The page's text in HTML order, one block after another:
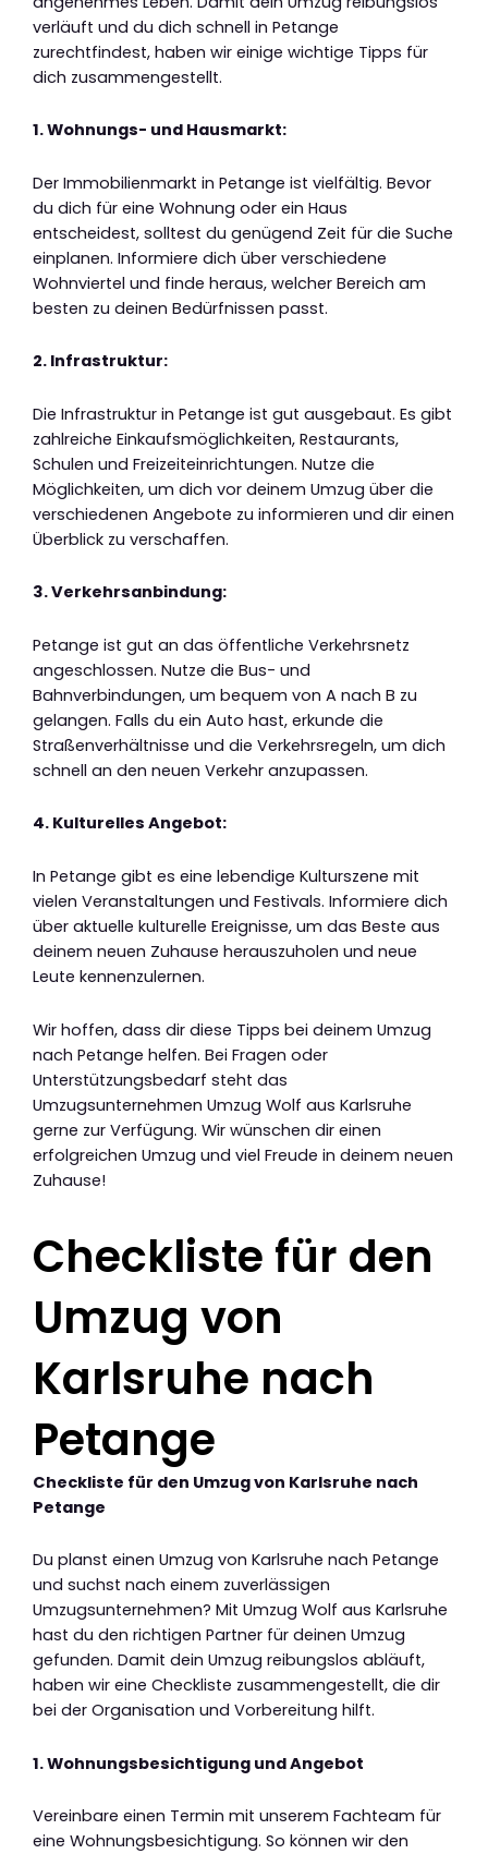
verläuft und du dich schnell in Petange
zurechtfindest, haben wir einige wichtige Tipps für
dich zusammengestellt.
1. Wohnungs- und Hausmarkt:
Der Immobilienmarkt in Petange ist vielfältig. Bevor
du dich für eine Wohnung oder ein Haus
entscheidest, solltest du genügend Zeit für die Suche
einplanen. Informiere dich über verschiedene
Wohnviertel und finde heraus, welcher Bereich am
besten zu deinen Bedürfnissen passt.
2. Infrastruktur:
Die Infrastruktur in Petange ist gut ausgebaut. Es gibt
zahlreiche Einkaufsmöglichkeiten, Restaurants,
Schulen und Freizeiteinrichtungen. Nutze die
Möglichkeiten, um dich vor deinem Umzug über die
verschiedenen Angebote zu informieren und dir einen
Überblick zu verschaffen.
3. Verkehrsanbindung:
Petange ist gut an das öffentliche Verkehrsnetz
angeschlossen. Nutze die Bus- und
Bahnverbindungen, um bequem von A nach B zu
gelangen. Falls du ein Auto hast, erkunde die
Straßenverhältnisse und die Verkehrsregeln, um dich
schnell an den neuen Verkehr anzupassen.
4. Kulturelles Angebot:
In Petange gibt es eine lebendige Kulturszene mit
vielen Veranstaltungen und Festivals. Informiere dich
über aktuelle kulturelle Ereignisse, um das Beste aus
deinem neuen Zuhause herauszuholen und neue
Leute kennenzulernen.
Wir hoffen, dass dir diese Tipps bei deinem Umzug
nach Petange helfen. Bei Fragen oder
Unterstützungsbedarf steht das
Umzugsunternehmen Umzug Wolf aus Karlsruhe
gerne zur Verfügung. Wir wünschen dir einen
erfolgreichen Umzug und viel Freude in deinem neuen
Zuhause!
Checkliste für den
Umzug von
Karlsruhe nach
Petange
Checkliste für den Umzug von Karlsruhe nach
Petange
Du planst einen Umzug von Karlsruhe nach Petange
und suchst nach einem zuverlässigen
Umzugsunternehmen? Mit Umzug Wolf aus Karlsruhe
hast du den richtigen Partner für deinen Umzug
gefunden. Damit dein Umzug reibungslos abläuft,
haben wir eine Checkliste zusammengestellt, die dir
bei der Organisation und Vorbereitung hilft.
1. Wohnungsbesichtigung und Angebot
Vereinbare einen Termin mit unserem Fachteam für
eine Wohnungsbesichtigung. So können wir den